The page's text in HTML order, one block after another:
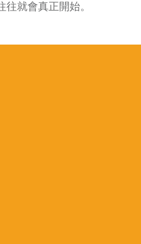
就會真正開始。